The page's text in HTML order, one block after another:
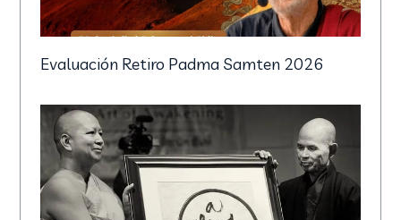
Evaluación Retiro Padma Samten 2026